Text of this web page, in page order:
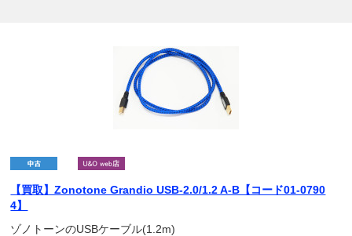
【買取】Zonotone Grandio USB-2.0/1.2 A-B【コード01-0790
4】
ゾノトーンのUSBケーブル(1.2m)